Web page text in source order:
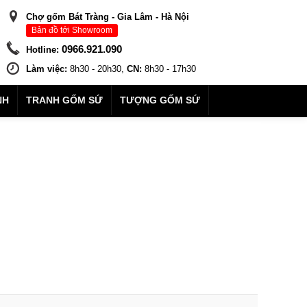
Chợ gốm Bát Tràng - Gia Lâm - Hà Nội
Bản đồ tới Showroom
Hotline: 0966.921.090
Làm việc: 8h30 - 20h30, CN: 8h30 - 17h30
TRANH GỐM SỨ TƯỢNG GỐM SỨ